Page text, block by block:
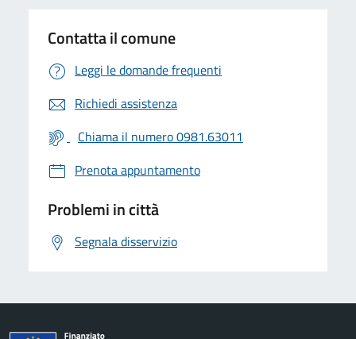
Contatta il comune
Leggi le domande frequenti
Richiedi assistenza
Chiama il numero 0981.63011
Prenota appuntamento
Problemi in città
Segnala disservizio